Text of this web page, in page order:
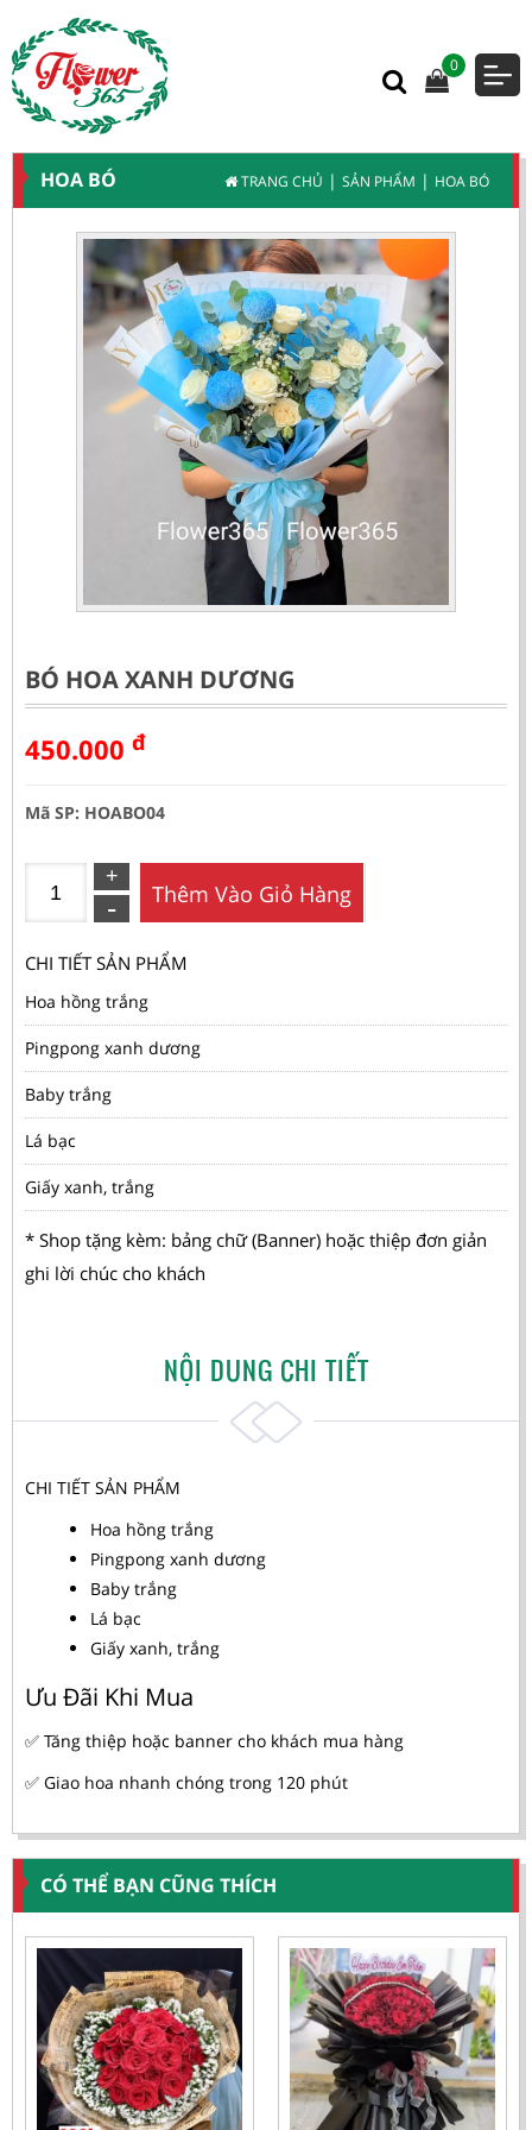
0
HOA BÓ TRANG CHỦ | SẢN PHẨM | HOA BÓ
BÓ HOA XANH DƯƠNG
450.000 đ
Mã SP: HOABO04
Thêm Vào Giỏ Hàng
CHI TIẾT SẢN PHẨM
Hoa hồng trắng
Pingpong xanh dương
Baby trắng
Lá bạc
Giấy xanh, trắng
* Shop tặng kèm: bảng chữ (Banner) hoặc thiệp đơn giản
ghi lời chúc cho khách
NỘI DUNG CHI TIẾT
CHI TIẾT SẢN PHẨM
Hoa hồng trắng
Pingpong xanh dương
Baby trắng
Lá bạc
Giấy xanh, trắng
Ưu Đãi Khi Mua
✅ Tăng thiệp hoặc banner cho khách mua hàng
✅ Giao hoa nhanh chóng trong 120 phút
CÓ THỂ BẠN CŨNG THÍCH